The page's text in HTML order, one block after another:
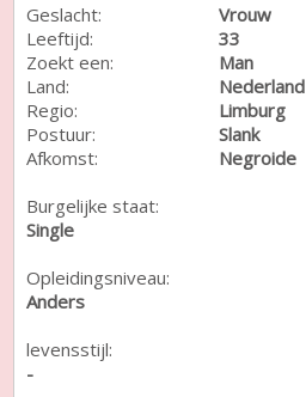
Geslacht:
Vrouw
Leeftijd:
33
Zoekt een:
Man
Land:
Nederland
Regio:
Limburg
Postuur:
Slank
Afkomst:
Negroide
Burgelijke staat:
Single
Opleidingsniveau:
Anders
levensstijl:
-